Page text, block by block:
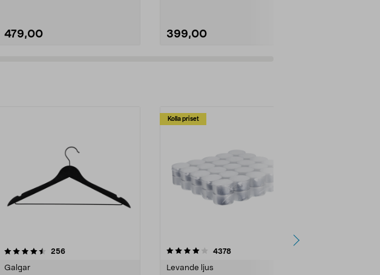
479,00 399,00
256recensioner
Galgar
Kolla priset
4.0av 5 stjärnor 4378recensioner
Levande ljus
4.5av 5 stjärnor